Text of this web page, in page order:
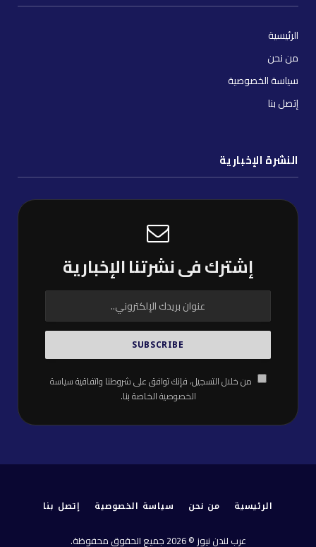
الرئيسية
من نحن
سياسة الخصوصية
إتصل بنا
النشرة الإخبارية
إشترك فى نشرتنا الإخبارية
من خلال التسجيل، فإنك توافق على شروطنا واتفاقيةسياسة
الخصوصيةالخاصة بنا.
الرئيسية من نحن سياسة الخصوصية إتصل بنا
عرب لندن نيوز © 2026 جميع الحقوق محفوظة.